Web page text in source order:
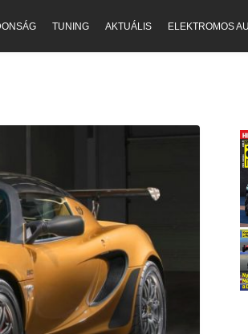
TUNING AKTUÁLIS ELEKTROMOS